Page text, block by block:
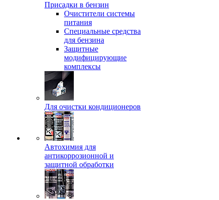
Присадки в бензин
Очистители системы
питания
Специальные срeдства
для бензина
Защитные
модифицирующие
комплексы
Для очистки кондиционеров
Автохимия для
антикоррозионной и
защитной обработки